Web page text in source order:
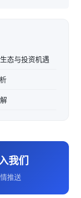
态与投资机遇
我们
推送